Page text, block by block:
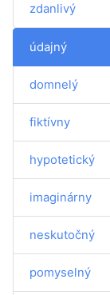
zdanlivý
údajný
domnelý
fiktívny
hypotetický
imaginárny
neskutočný
pomyselný